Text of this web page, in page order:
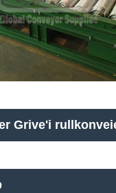
Grive'i